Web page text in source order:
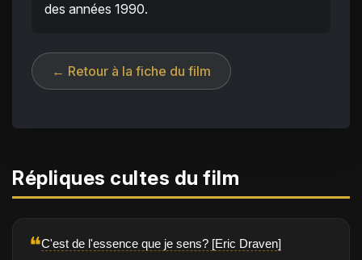
des années 1990.
← Retour à la fiche du film
Répliques cultes du film
❝C'est de l'essence que je sens? [Eric Draven]